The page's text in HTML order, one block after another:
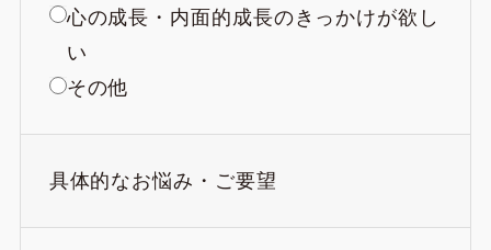
心の成長・内面的成長のきっかけが欲し
い
その他
具体的なお悩み・ご要望